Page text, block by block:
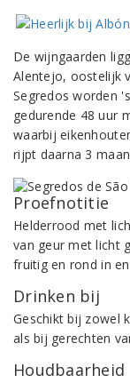
De wijngaarden
Alentejo, oostelijk
Segredos worden
gedurende 48 uur
waarbij
rijpt daarna 3
Proefnotitie
Helderrood met
van geur met licht
fruitig en rond in
Drinken bij
Geschikt bij zowel
als bij gerechten
Houdbaarheid